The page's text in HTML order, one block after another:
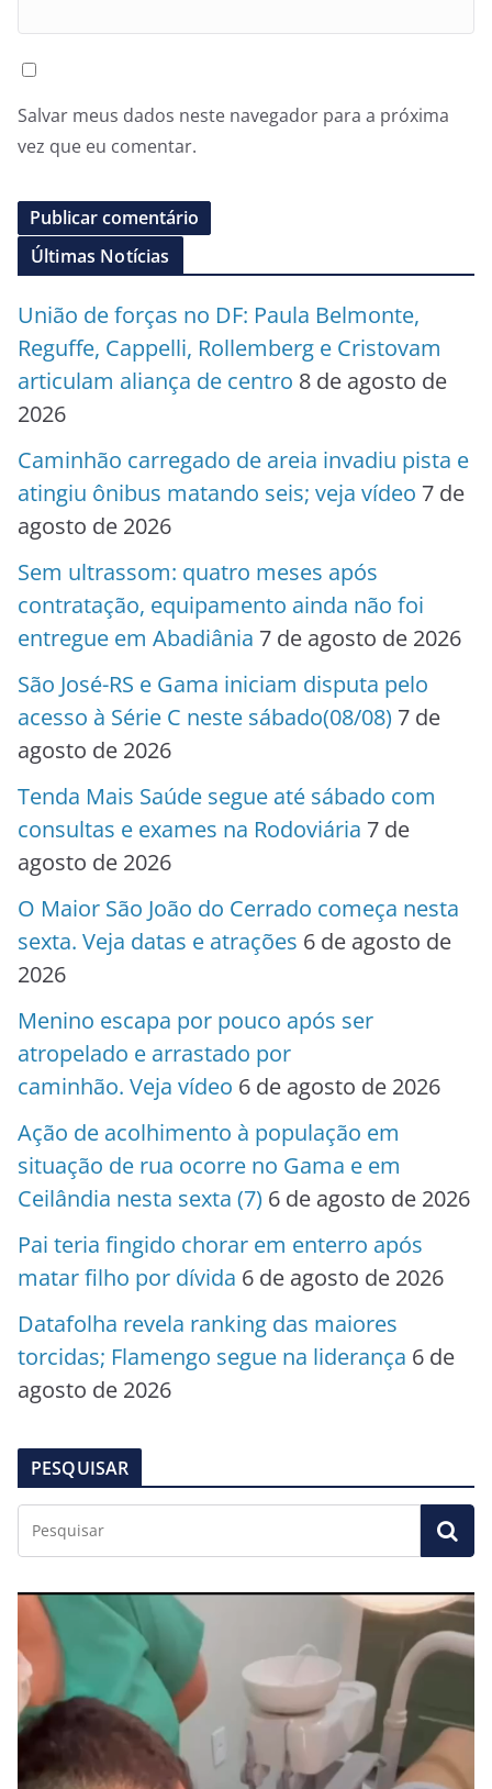
Salvar meus dados neste navegador para a próxima
vez que eu comentar.
Últimas Notícias
União de forças no DF: Paula Belmonte,
Reguffe, Cappelli, Rollemberg e Cristovam
articulam aliança de centro 8 de agosto de
2026
Caminhão carregado de areia invadiu pista e
atingiu ônibus matando seis; veja vídeo 7 de
agosto de 2026
Sem ultrassom: quatro meses após
contratação, equipamento ainda não foi
entregue em Abadiânia 7 de agosto de 2026
São José-RS e Gama iniciam disputa pelo
acesso à Série C neste sábado(08/08) 7 de
agosto de 2026
Tenda Mais Saúde segue até sábado com
consultas e exames na Rodoviária 7 de
agosto de 2026
O Maior São João do Cerrado começa nesta
sexta. Veja datas e atrações 6 de agosto de
2026
Menino escapa por pouco após ser
atropelado e arrastado por
caminhão. Veja vídeo 6 de agosto de 2026
Ação de acolhimento à população em
situação de rua ocorre no Gama e em
Ceilândia nesta sexta (7) 6 de agosto de 2026
Pai teria fingido chorar em enterro após
matar filho por dívida 6 de agosto de 2026
Datafolha revela ranking das maiores
torcidas; Flamengo segue na liderança 6 de
agosto de 2026
PESQUISAR